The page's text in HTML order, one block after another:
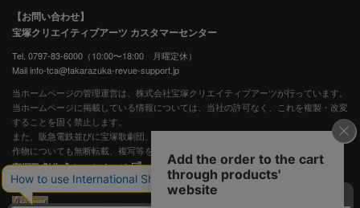
【お問い合わせ】
宝塚クリエイティブアーツ カスタマーセンター
Tel. 0797-83-6000（10:00〜18:00 月曜定休）
Mail info-tca@takarazuka-revue-support.jp
当ホームページの管理運営は、株式会社宝塚クリエイティブアーツが行っています。
当ホームページに掲載している情報については、当社の許可なく、これを複製・改変
することを固く禁止します。
また、阪急電鉄並びに宝塚歌劇団、宝塚クリエイティブアーツの出版物ほか写真等著
作物についても無断転載、複写等を禁じます。
宝塚歌劇公式ホームページ